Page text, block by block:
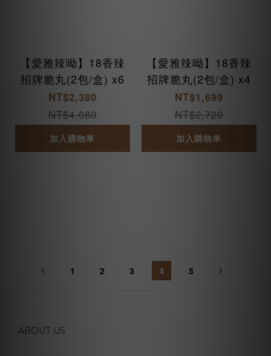
【愛雅辣呦】18香辣
招牌脆丸(2包/盒) x6
NT$2,380
NT$4,080
加入購物車
【愛雅辣呦】18香辣
招牌脆丸(2包/盒) x4
NT$1,699
NT$2,720
加入購物車
1 2 3 4 5
ABOUT US